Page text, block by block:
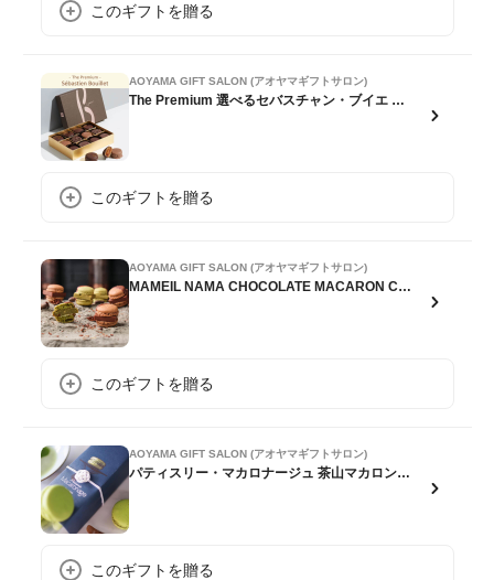
このギフトを贈る
AOYAMA GIFT SALON (アオヤマギフトサロン)
The Premium 選べるセバスチャン・ブイエ ギフトカード
このギフトを贈る
AOYAMA GIFT SALON (アオヤマギフトサロン)
MAMEIL NAMA CHOCOLATE MACARON Choco＆Pistachio 計6個
このギフトを贈る
AOYAMA GIFT SALON (アオヤマギフトサロン)
パティスリー・マカロナージュ 茶山マカロン 5個
このギフトを贈る